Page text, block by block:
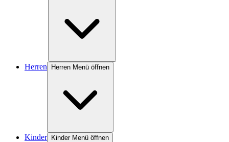
Herren Herren Menü öffnen
Kinder Kinder Menü öffnen